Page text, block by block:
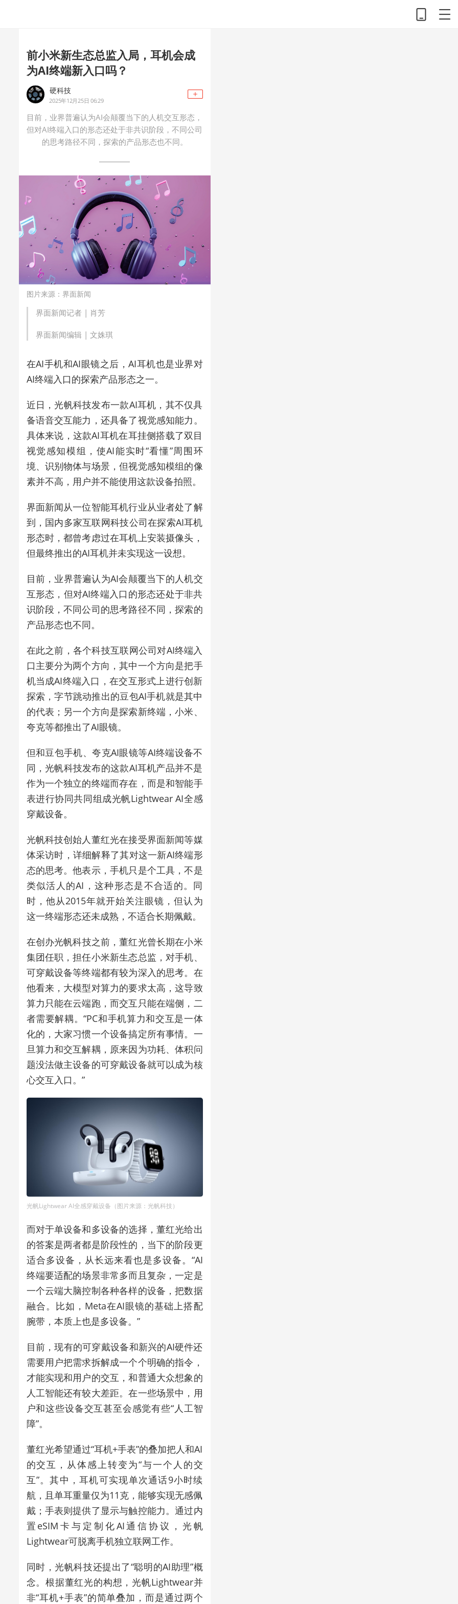
前小米新生态总监入局，耳机会成
为AI终端新入口吗？
硬科技
2025年12月25日 06:29
目前，业界普遍认为AI会颠覆当下的人机交互形态，
但对AI终端入口的形态还处于非共识阶段，不同公司
的思考路径不同，探索的产品形态也不同。
图片来源：界面新闻
界面新闻记者 | 肖芳
界面新闻编辑 | 文姝琪
在AI手机和AI眼镜之后，AI耳机也是业界对
AI终端入口的探索产品形态之一。
近日，光帆科技发布一款AI耳机，其不仅具
备语音交互能力，还具备了视觉感知能力。
具体来说，这款AI耳机在耳挂侧搭载了双目
视觉感知模组，使AI能实时“看懂”周围环
境、识别物体与场景，但视觉感知模组的像
素并不高，用户并不能使用这款设备拍照。
界面新闻从一位智能耳机行业从业者处了解
到，国内多家互联网科技公司在探索AI耳机
形态时，都曾考虑过在耳机上安装摄像头，
但最终推出的AI耳机并未实现这一设想。
目前， 业界普遍认为AI会颠覆当下的人机交
互形态，但对AI终端入口的形态还处于非共
识阶段，不同公司的思考路径不同，探索的
产品形态也不同。
在此之前，各个科技互联网公司对AI终端入
口主要分为两个方向，其中一个方向是把手
机当成AI终端入口，在交互形式上进行创新
探索，字节跳动推出的豆包AI手机就是其中
的代表；另一个方向是探索新终端，小米、
夸克等都推出了AI眼镜。
但和豆包手机、夸克AI眼镜等AI终端设备不
同，光帆科技发布的这款AI耳机产品并不是
作为一个独立的终端而存在，而是和智能手
表进行协同共同组成光帆Lightwear AI全感
穿戴设备。
光帆科技创始人董红光在接受界面新闻等媒
体采访时，详细解释了其对这一新AI终端形
态的思考。他表示，手机只是个工具，不是
类似活人的AI，这种形态是不合适的。同
时，他从2015年就开始关注眼镜，但认为
这一终端形态还未成熟，不适合长期佩戴。
在创办光帆科技之前，董红光曾长期在小米
集团任职，担任小米新生态总监，对手机、
可穿戴设备等终端都有较为深入的思考。在
他看来，大模型对算力的要求太高，这导致
算力只能在云端跑，而交互只能在端侧，二
者需要解耦。“PC和手机算力和交互是一体
化的，大家习惯一个设备搞定所有事情。一
旦算力和交互解耦，原来因为功耗、体积问
题没法做主设备的可穿戴设备就可以成为核
心交互入口。”
光帆Lightwear AI全感穿戴设备（图片来源：光帆科技）
而对于单设备和多设备的选择， 董红光给出
的答案是两者都是阶段性的，当下的阶段更
适合多设备，从长远来看也是多设备。“AI
终端要适配的场景非常多而且复杂，一定是
一个云端大脑控制各种各样的设备，把数据
融合。比如，Meta在AI眼镜的基础上搭配
腕带，本质上也是多设备。”
目前，现有的可穿戴设备和新兴的AI硬件还
需要用户把需求拆解成一个个明确的指令，
才能实现和用户的交互，和普通大众想象的
人工智能还有较大差距。在一些场景中，用
户和这些设备交互甚至会感觉有些“人工智
障”。
董红光希望通过“耳机+手表”的叠加把人和AI
的交互，从体感上转变为“与一个人的交
互”。其中，耳机可实现单次通话9小时续
航，且单耳重量仅为11克，能够实现无感佩
戴；手表则提供了显示与触控能力。通过内
置eSIM卡与定制化AI通信协议，光帆
Lightwear可脱离手机独立联网工作。
同时，光帆科技还提出了“聪明的AI助理”概
念。根据董红光的构想，光帆Lightwear并
非“耳机+手表”的简单叠加，而是通过两个